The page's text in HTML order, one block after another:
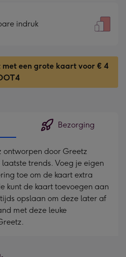
indruk
met een grote kaart voor € 4
Bezorging
ontworpen door Greetz
trends. Voeg je eigen
toe om de kaart extra
kunt de kaart toevoegen aan
opslaan om deze later af
met deze leuke